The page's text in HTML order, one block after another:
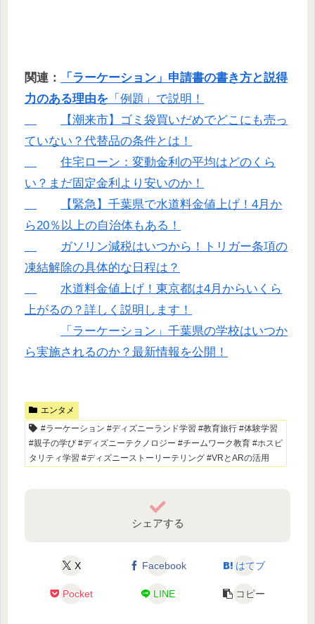
関連：
「ラーケーション」申請書の書き方と説得
力のある理由を 「例題」で説明！
【潮来市】ゴミ袋買いだめでどこにも売っ
ていない？代替品の条件とは！
住宅ローン：変動金利の平均はどのくら
い？まだ固定金利より安いのか！
【緊急】千葉県で水道料金値上げ！4月か
ら20％以上の自治体もある！
ガソリン減税はいつから！トリガー条項の
凍結解除の具体的な日程は？
水道料金値上げ！東京都は4月からいくら
上がるの？詳しく説明します！
「ラーケーション」千葉県の学校はいつか
ら実施されるのか？最新情報を公開！
エンタメ
#ラーケーション #ディズニーランド学習 #教育旅行 #体験学習
#親子の学び #ディズニーテクノロジー #チームワーク教育 #ホスピ
タリティ学習 #ディズニーストーリーテリング #VRとARの活用
シェアする
X Facebook はてブ
Pocket LINE コピー